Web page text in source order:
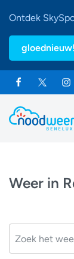
Ontdek
gloednieuw!
Weer in